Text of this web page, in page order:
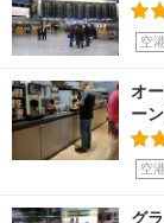
空港
オ
ー
空
グ